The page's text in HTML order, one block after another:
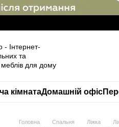
кімнатаДомашній офіс
Головна Спальня Ліжка